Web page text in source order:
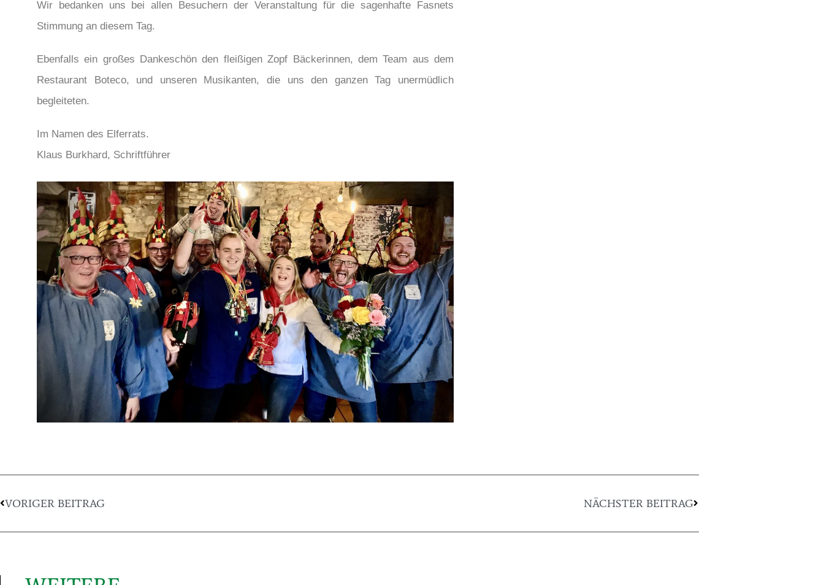
Wir bedanken uns bei allen Besuchern der Veranstaltung für die sagenhafte Fasnets
Stimmung an diesem Tag.
Ebenfalls ein großes Dankeschön den fleißigen Zopf Bäckerinnen, dem Team aus dem
Restaurant Boteco, und unseren Musikanten, die uns den ganzen Tag unermüdlich
begleiteten.
Im Namen des Elferrats.
Klaus Burkhard, Schriftführer
VORIGER BEITRAG NÄCHSTER BEITRAG